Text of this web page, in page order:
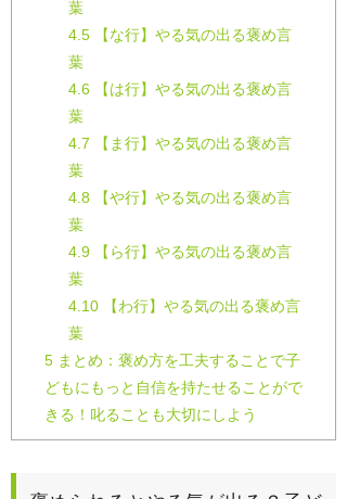
葉
4.5 【な行】やる気の出る褒め言
葉
4.6 【は行】やる気の出る褒め言
葉
4.7 【ま行】やる気の出る褒め言
葉
4.8 【や行】やる気の出る褒め言
葉
4.9 【ら行】やる気の出る褒め言
葉
4.10 【わ行】やる気の出る褒め言
葉
5まとめ：褒め方を工夫することで子
どもにもっと自信を持たせることがで
きる！叱ることも大切にしよう